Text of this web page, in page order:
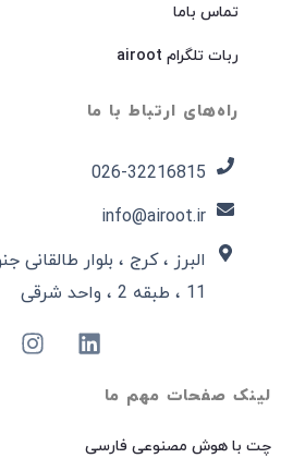
لینک صفحات مهم ما
چت با هوش مصنوعی فارسی
تماس باما
ربات تلگرام airoot
راه‌های ارتباط با ما
026-32216815​
info@airoot.ir
البرز ، کرج ، بلوار طالقانی
11 ، طبقه 2 ، واحد شرقی